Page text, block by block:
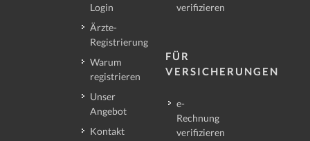
Login
Ärzte-
Registrierung
Warum
registrieren
Unser
Angebot
Kontakt
verifizieren
FÜR
VERSICHERUNGEN
e-
Rechnung
verifizieren